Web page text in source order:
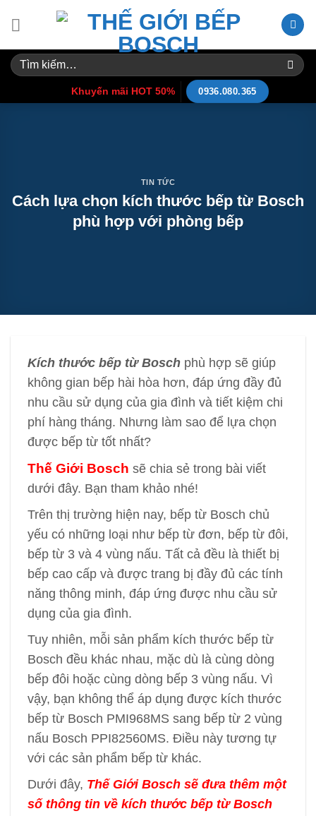
Tìm
kiếm:
Khuyến mãi HOT 50% 0936.080.365
TIN TỨC
Cách lựa chọn kích thước bếp từ Bosch
phù hợp với phòng bếp
Kích thước bếp từ Bosch phù hợp sẽ giúp
không gian bếp hài hòa hơn, đáp ứng đầy đủ
nhu cầu sử dụng của gia đình và tiết kiệm chi
phí hàng tháng. Nhưng làm sao để lựa chọn
được bếp từ tốt nhất?
Thế Giới Bosch sẽ chia sẻ trong bài viết
dưới đây. Bạn tham khảo nhé!
Trên thị trường hiện nay, bếp từ Bosch chủ
yếu có những loại như bếp từ đơn, bếp từ đôi,
bếp từ 3 và 4 vùng nấu. Tất cả đều là thiết bị
bếp cao cấp và được trang bị đầy đủ các tính
năng thông minh, đáp ứng được nhu cầu sử
dụng của gia đình.
Tuy nhiên, mỗi sản phẩm kích thước bếp từ
Bosch đều khác nhau, mặc dù là cùng dòng
bếp đôi hoặc cùng dòng bếp 3 vùng nấu. Vì
vậy, bạn không thể áp dụng được kích thước
bếp từ Bosch PMI968MS sang bếp từ 2 vùng
nấu Bosch PPI82560MS. Điều này tương tự
với các sản phẩm bếp từ khác.
Dưới đây, Thế Giới Bosch sẽ đưa thêm một
số thông tin về kích thước bếp từ Bosch